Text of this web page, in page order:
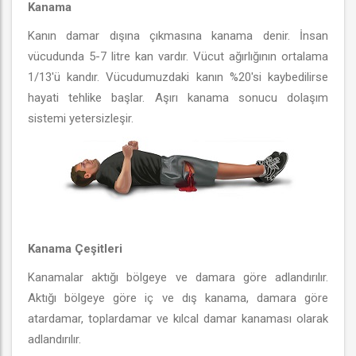
Kanama
Kanın damar dışına çıkmasına kanama denir. İnsan
vücudunda 5-7 litre kan vardır. Vücut ağırlığının ortalama
1/13'ü kandır. Vücudumuzdaki kanın %20'si kaybedilirse
hayati tehlike başlar. Aşırı kanama sonucu dolaşım
sistemi yetersizleşir.
Kanama Çeşitleri
Kanamalar aktığı bölgeye ve damara göre adlandırılır.
Aktığı bölgeye göre iç ve dış kanama, damara göre
atardamar, toplardamar ve kılcal damar kanaması olarak
adlandırılır.